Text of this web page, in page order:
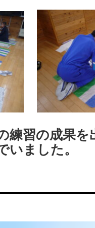
練習の成果
ました。